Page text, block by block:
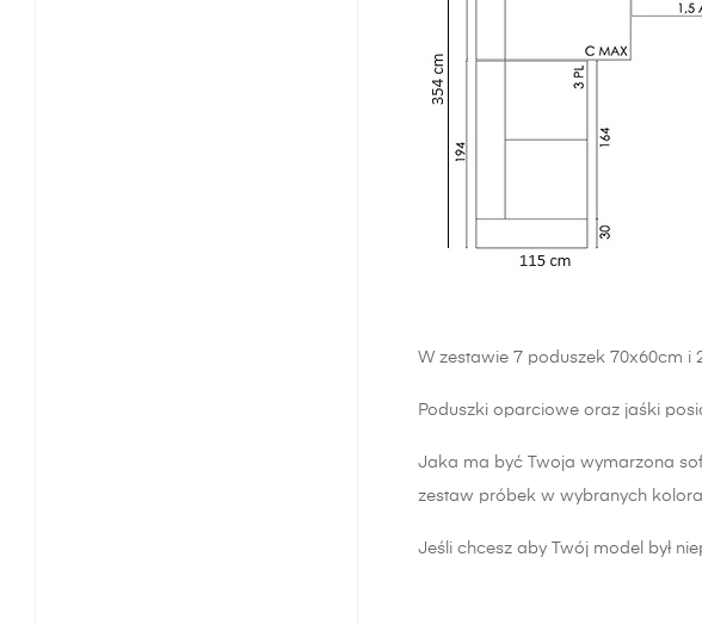
W zestawie 7 poduszek 70x60cm i
Poduszki oparciowe oraz jaśki
Jaka ma być Twoja wymarzona
zestaw próbek w wybranych
Jeśli chcesz aby Twój model był